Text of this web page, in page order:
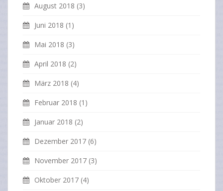
August 2018 (3)
Juni 2018 (1)
Mai 2018 (3)
April 2018 (2)
März 2018 (4)
Februar 2018 (1)
Januar 2018 (2)
Dezember 2017 (6)
November 2017 (3)
Oktober 2017 (4)